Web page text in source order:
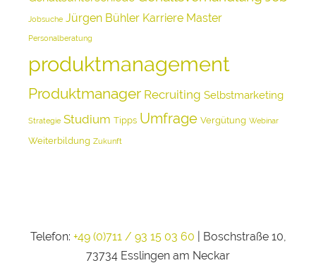
Jobsuche Jürgen Bühler Karriere Master
Personalberatung
produktmanagement
Produktmanager Recruiting Selbstmarketing
Strategie Studium Tipps Umfrage Vergütung Webinar
Weiterbildung Zukunft
Telefon: +49 (0)711 / 93 15 03 60 | Boschstraße 10,
73734 Esslingen am Neckar